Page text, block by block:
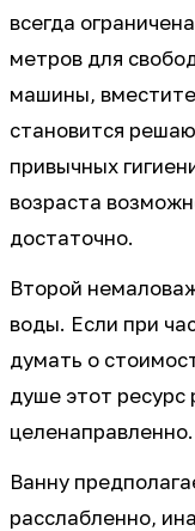
всегда
метров для
машины,
становится
привычных
возраста
достаточно.
Второй
воды. Если при
думать о
душе этот ресурс
целенаправленно.
Ванну
расслабленно,